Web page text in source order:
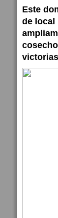
Este
de local